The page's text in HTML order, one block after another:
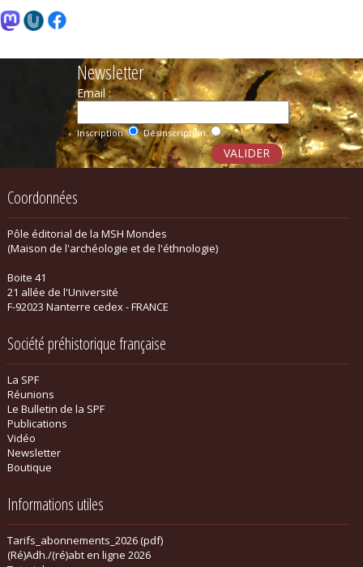
Newsletter
Email :
Inscription Désinscription
Coordonnées
Pôle éditorial de la MSH Mondes
(Maison de l'archéologie et de l'éthnologie)
Boite 41
21 allée de l'Université
F-92023 Nanterre cedex - FRANCE
Société préhistorique française
La SPF
Réunions
Le Bulletin de la SPF
Publications
Vidéo
Newsletter
Boutique
Informations utiles
Tarifs_abonnements_2026 (pdf)
(Ré)Adh./(ré)abt en ligne 2026